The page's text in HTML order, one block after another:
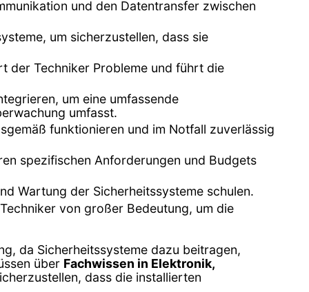
und den Datentransfer zwischen
um sicherzustellen, dass sie
der Techniker Probleme und führt die
um eine umfassende
umfasst.
funktionieren und im Notfall zuverlässig
spezifischen Anforderungen und Budgets
Wartung der Sicherheitssysteme schulen.
von großer Bedeutung, um die
da Sicherheitssysteme dazu beitragen,
über Fachwissen in Elektronik,
dass die installierten